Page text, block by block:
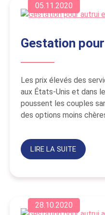
05.11.2020
Gestation
Les prix élevés des
aux États-Unis et dans
poussent les couples
des options moins
LIRE LA SUITE
28.10.2020